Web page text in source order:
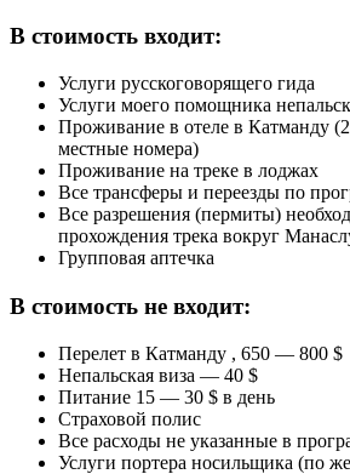
В стоимость входит:
Услуги русскоговорящего гида
Услуги моего помощника
Проживание в отеле в Катманду
местные номера)
Проживание на треке в лоджах
Все трансферы и переезды по
Все разрешения (пермиты)
прохождения трека вокруг
Групповая аптечка
В стоимость не входит:
Перелет в Катманду , 650 — 800 $
Непальская виза — 40 $
Питание 15 — 30 $ в день
Страховой полис
Все расходы не указанные в
Услуги портера носильщика (по